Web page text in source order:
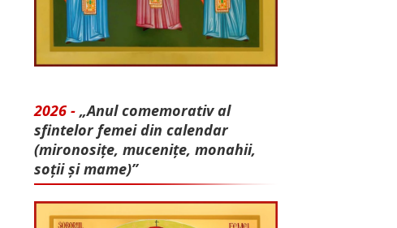
2026 - „Anul comemorativ al
sfintelor femei din calendar
(mironosițe, mu­cenițe, monahii,
soții și mame)”